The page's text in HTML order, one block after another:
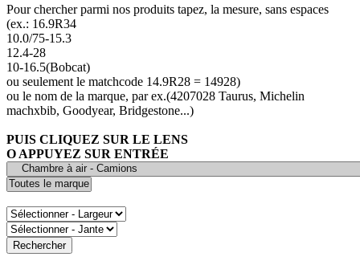
Pour chercher parmi nos produits tapez, la mesure, sans espaces
(ex.: 16.9R34
10.0/75-15.3
12.4-28
10-16.5(Bobcat)
ou seulement le matchcode 14.9R28 = 14928)
ou le nom de la marque, par ex.(4207028 Taurus, Michelin
machxbib, Goodyear, Bridgestone...)
PUIS CLIQUEZ SUR LE LENS
O APPUYEZ SUR ENTRÉE